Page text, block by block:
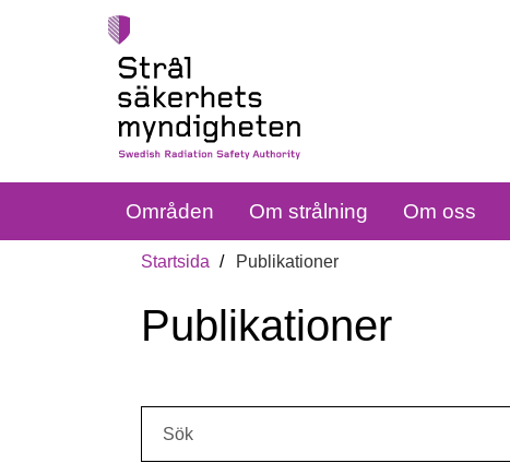
Områden Om strålning Om oss
Startsida Publikationer
Publikationer